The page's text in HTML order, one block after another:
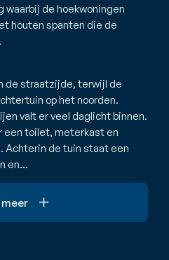
waarbij de hoekwoningen
houten spanten die de
de straatzijde, terwijl de
op het noorden.
valt er veel daglicht binnen.
een toilet, meterkast en
Achterin de tuin staat een
en…